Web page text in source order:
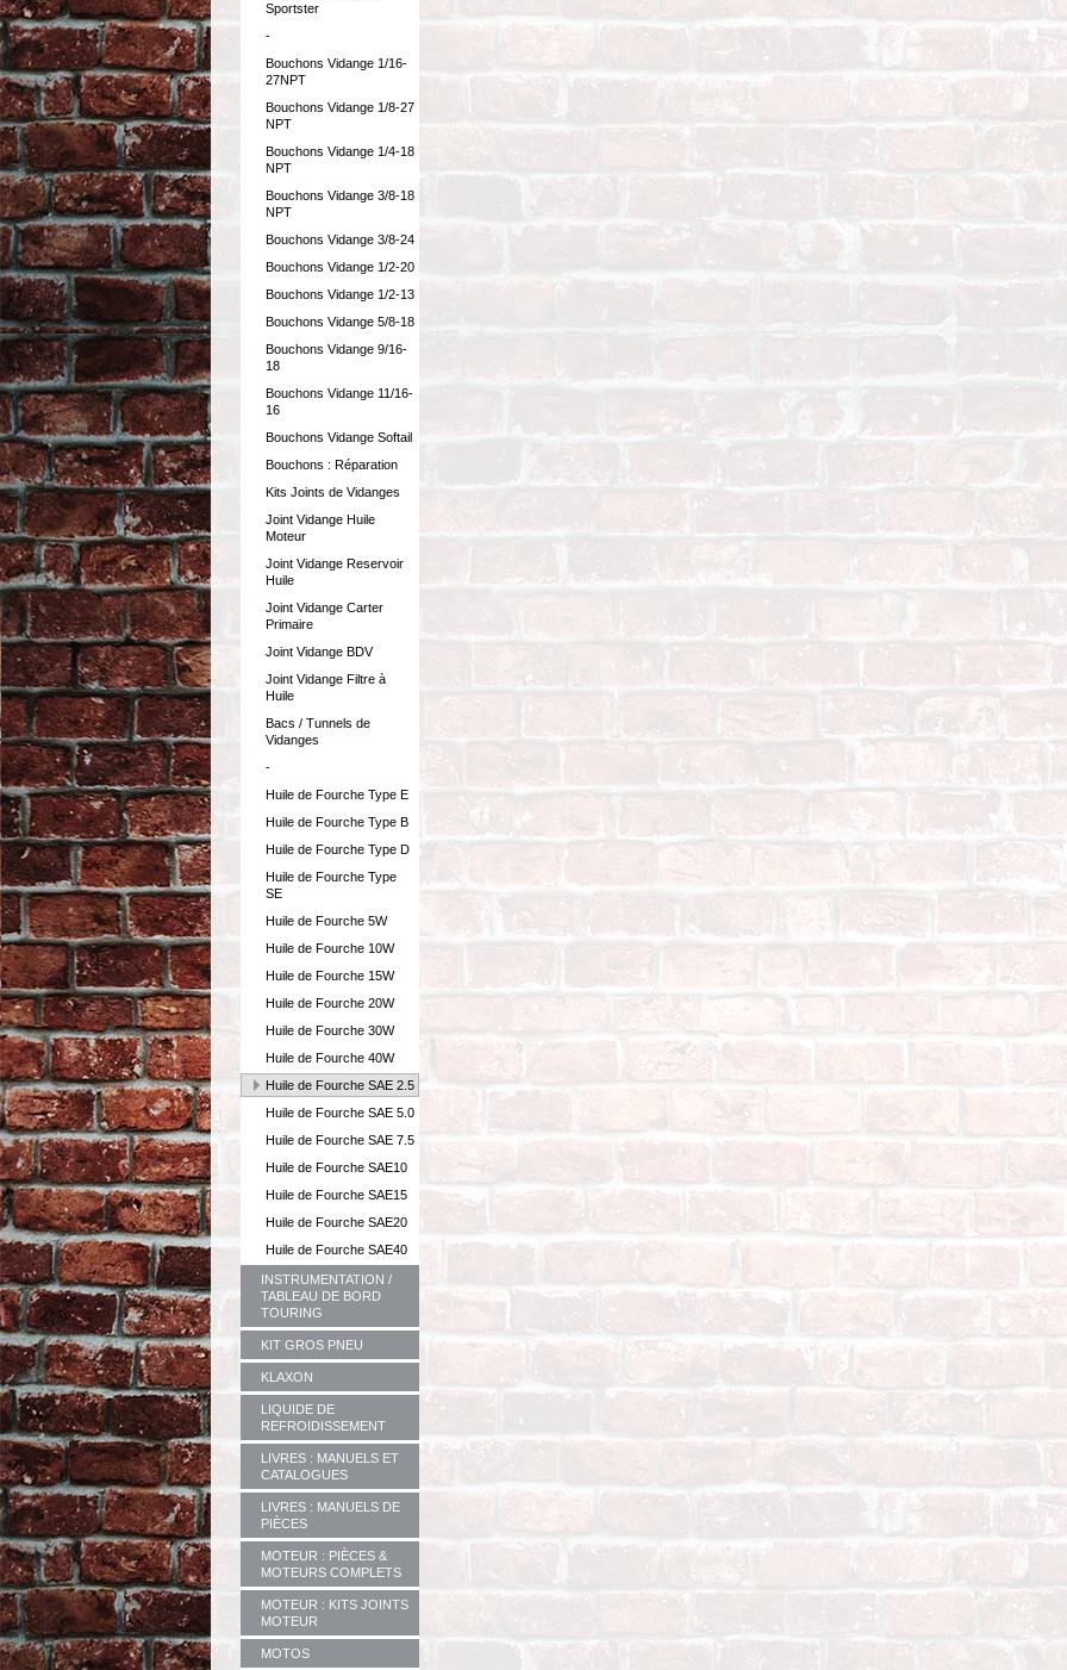
Sportster
-
Bouchons Vidange 1/16-
27NPT
Bouchons Vidange 1/8-27
NPT
Bouchons Vidange 1/4-18
NPT
Bouchons Vidange 3/8-18
NPT
Bouchons Vidange 3/8-24
Bouchons Vidange 1/2-20
Bouchons Vidange 1/2-13
Bouchons Vidange 5/8-18
Bouchons Vidange 9/16-
18
Bouchons Vidange 11/16-
16
Bouchons Vidange Softail
Bouchons : Réparation
Kits Joints de Vidanges
Joint Vidange Huile
Moteur
Joint Vidange Reservoir
Huile
Joint Vidange Carter
Primaire
Joint Vidange BDV
Joint Vidange Filtre à
Huile
Bacs / Tunnels de
Vidanges
-
Huile de Fourche Type E
Huile de Fourche Type B
Huile de Fourche Type D
Huile de Fourche Type
SE
Huile de Fourche 5W
Huile de Fourche 10W
Huile de Fourche 15W
Huile de Fourche 20W
Huile de Fourche 30W
Huile de Fourche 40W
Huile de Fourche SAE 2.5
Huile de Fourche SAE 5.0
Huile de Fourche SAE 7.5
Huile de Fourche SAE10
Huile de Fourche SAE15
Huile de Fourche SAE20
Huile de Fourche SAE40
INSTRUMENTATION /
TABLEAU DE BORD
TOURING
KIT GROS PNEU
KLAXON
LIQUIDE DE
REFROIDISSEMENT
LIVRES : MANUELS ET
CATALOGUES
LIVRES : MANUELS DE
PIÈCES
MOTEUR : PIÈCES &
MOTEURS COMPLETS
MOTEUR : KITS JOINTS
MOTEUR
MOTOS